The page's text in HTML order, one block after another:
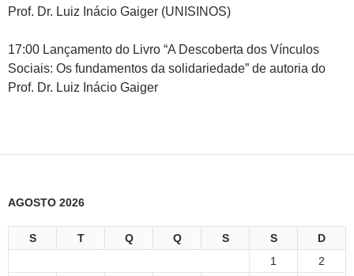
Prof. Dr. Luiz Inácio Gaiger (UNISINOS)
17:00 Lançamento do Livro “A Descoberta dos Vínculos
Sociais: Os fundamentos da solidariedade” de autoria do
Prof. Dr. Luiz Inácio Gaiger
AGOSTO 2026
S T Q Q S S
D
1
2